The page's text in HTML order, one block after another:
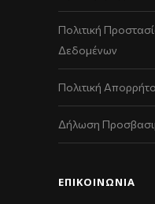
Πολιτική
Δεδομένων
Πολιτική
Δήλωση
ΕΠΙΚΟΙΝΩΝΊΑ